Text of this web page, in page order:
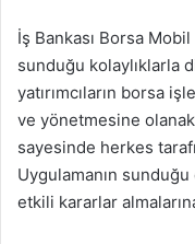
İş Bankası Borsa Mobil
sunduğu kolaylıklarla
yatırımcıların borsa
ve yönetmesine
sayesinde herkes
Uygulamanın sunduğu
etkili kararlar